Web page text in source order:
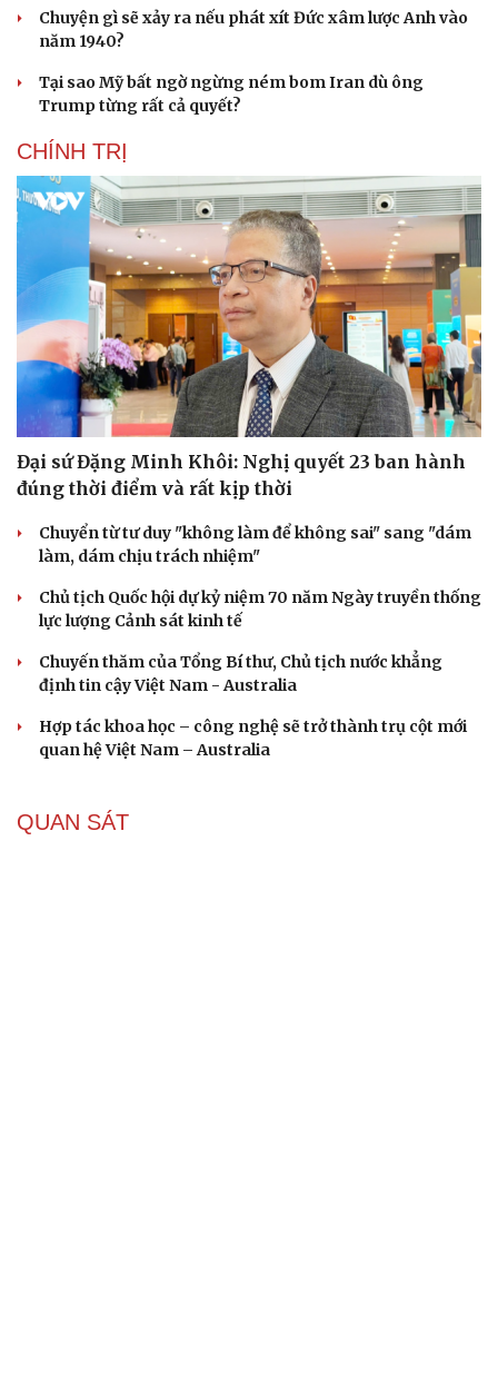
Chuyện gì sẽ xảy ra nếu phát xít Đức xâm lược Anh vào
năm 1940?
Tại sao Mỹ bất ngờ ngừng ném bom Iran dù ông
Trump từng rất cả quyết?
CHÍNH TRỊ
Đại sứ Đặng Minh Khôi: Nghị quyết 23 ban hành
đúng thời điểm và rất kịp thời
Chuyển từ tư duy "không làm để không sai" sang "dám
làm, dám chịu trách nhiệm"
Chủ tịch Quốc hội dự kỷ niệm 70 năm Ngày truyền thống
lực lượng Cảnh sát kinh tế
Chuyến thăm của Tổng Bí thư, Chủ tịch nước khẳng
định tin cậy Việt Nam - Australia
Hợp tác khoa học – công nghệ sẽ trở thành trụ cột mới
quan hệ Việt Nam – Australia
QUAN SÁT